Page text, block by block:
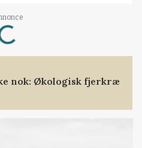
nok: Økologisk fjerkræ